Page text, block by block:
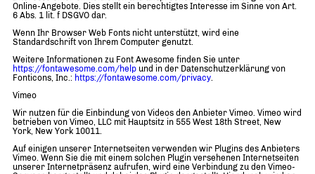
Online-Angebote. Dies stellt ein berechtigtes Interesse im Sinne von Art.
6 Abs. 1 lit. f DSGVO dar.
Wenn Ihr Browser Web Fonts nicht unterstützt, wird eine
Standardschrift von Ihrem Computer genutzt.
Weitere Informationen zu Font Awesome finden Sie unter
https://fontawesome.com/help und in der Datenschutzerklärung von
Fonticons, Inc.: https://fontawesome.com/privacy.
Vimeo
Wir nutzen für die Einbindung von Videos den Anbieter Vimeo. Vimeo wird
betrieben von Vimeo, LLC mit Hauptsitz in 555 West 18th Street, New
York, New York 10011.
Auf einigen unserer Internetseiten verwenden wir Plugins des Anbieters
Vimeo. Wenn Sie die mit einem solchen Plugin versehenen Internetseiten
unserer Internetpräsenz aufrufen, wird eine Verbindung zu den Vimeo-